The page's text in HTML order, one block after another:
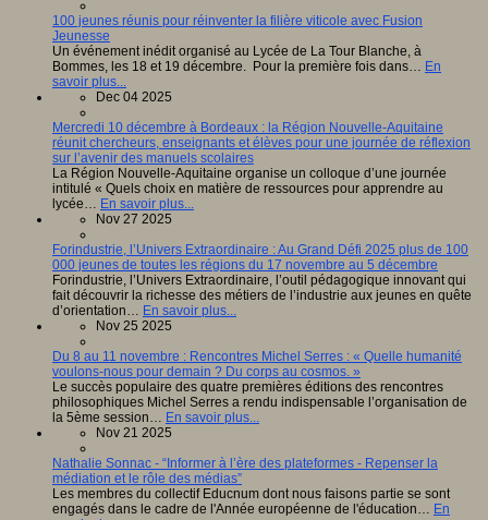
100 jeunes réunis pour réinventer la filière viticole avec Fusion
Jeunesse
Un événement inédit organisé au Lycée de La Tour Blanche, à
Bommes, les 18 et 19 décembre. Pour la première fois dans… En
savoir plus...
Dec 04 2025
Mercredi 10 décembre à Bordeaux : la Région Nouvelle-Aquitaine
réunit chercheurs, enseignants et élèves pour une journée de réflexion
sur l’avenir des manuels scolaires
La Région Nouvelle-Aquitaine organise un colloque d’une journée
intitulé « Quels choix en matière de ressources pour apprendre au
lycée… En savoir plus...
Nov 27 2025
Forindustrie, l’Univers Extraordinaire : Au Grand Défi 2025 plus de 100
000 jeunes de toutes les régions du 17 novembre au 5 décembre
Forindustrie, l’Univers Extraordinaire, l’outil pédagogique innovant qui
fait découvrir la richesse des métiers de l’industrie aux jeunes en quête
d’orientation… En savoir plus...
Nov 25 2025
Du 8 au 11 novembre : Rencontres Michel Serres : « Quelle humanité
voulons-nous pour demain ? Du corps au cosmos. »
Le succès populaire des quatre premières éditions des rencontres
philosophiques Michel Serres a rendu indispensable l’organisation de
la 5ème session… En savoir plus...
Nov 21 2025
Nathalie Sonnac - “Informer à l’ère des plateformes - Repenser la
médiation et le rôle des médias”
Les membres du collectif Educnum dont nous faisons partie se sont
engagés dans le cadre de l'Année européenne de l'éducation… En